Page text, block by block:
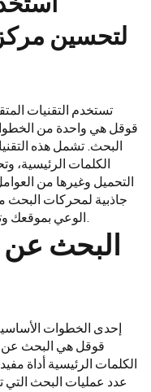
لتحسين
تستخدم التقنيات
قوقل هي واحدة من
البحث. تشمل هذه
الكلمات الرئيسية،
التحميل وغيرها من
جاذبية لمحركات البحث
الوعي بموقعك وتحسين الترتيب وظهوره في نتائج البحث.
البحث عن
إحدى الخطوات
قوقل هي البحث عن
الكلمات الرئيسية أداة
عدد عمليات البحث التي